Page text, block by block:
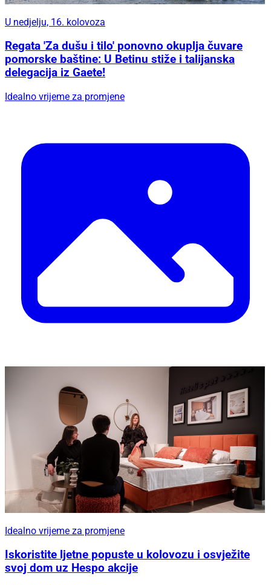
U nedjelju, 16. kolovoza
Regata 'Za dušu i tilo' ponovno okuplja čuvare
pomorske baštine: U Betinu stiže i talijanska
delegacija iz Gaete!
Idealno vrijeme za promjene
Idealno vrijeme za promjene
Iskoristite ljetne popuste u kolovozu i osvježite
svoj dom uz Hespo akcije